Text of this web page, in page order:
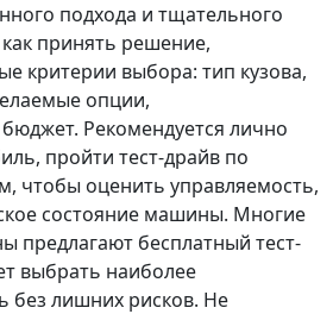
подхода и тщательного
принять решение,
критерии выбора: тип кузова,
опции,
Рекомендуется лично
пройти тест-драйв по
чтобы оценить управляемость,
состояние машины. Многие
предлагают бесплатный тест-
выбрать наиболее
без лишних рисков. Не